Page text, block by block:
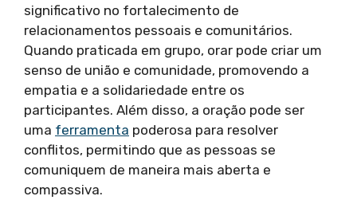
significativo no fortalecimento de
relacionamentos pessoais e comunitários.
Quando praticada em grupo, orar pode criar um
senso de união e comunidade, promovendo a
empatia e a solidariedade entre os
participantes. Além disso, a oração pode ser
uma ferramenta poderosa para resolver
conflitos, permitindo que as pessoas se
comuniquem de maneira mais aberta e
compassiva.